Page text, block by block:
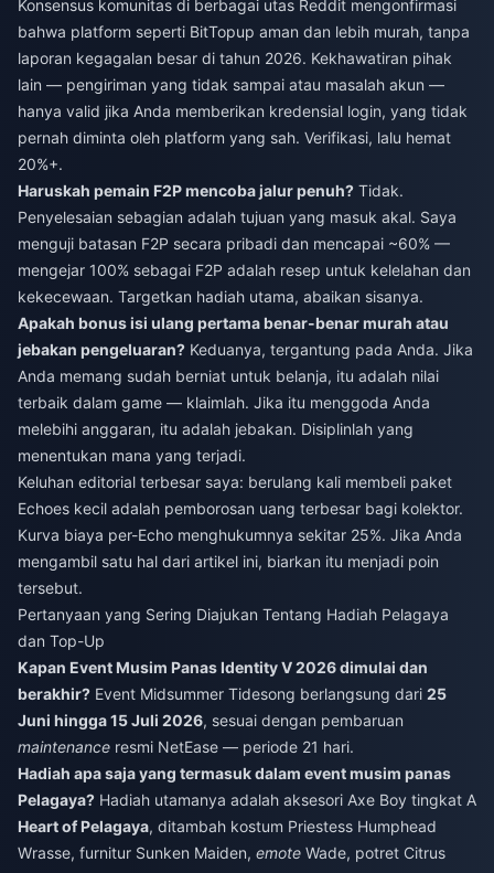
Konsensus komunitas di berbagai utas Reddit mengonfirmasi
bahwa platform seperti BitTopup aman dan lebih murah, tanpa
laporan kegagalan besar di tahun 2026. Kekhawatiran pihak
lain — pengiriman yang tidak sampai atau masalah akun —
hanya valid jika Anda memberikan kredensial login, yang tidak
pernah diminta oleh platform yang sah. Verifikasi, lalu hemat
20%+.
Haruskah pemain F2P mencoba jalur penuh? Tidak.
Penyelesaian sebagian adalah tujuan yang masuk akal. Saya
menguji batasan F2P secara pribadi dan mencapai ~60% —
mengejar 100% sebagai F2P adalah resep untuk kelelahan dan
kekecewaan. Targetkan hadiah utama, abaikan sisanya.
Apakah bonus isi ulang pertama benar-benar murah atau
jebakan pengeluaran? Keduanya, tergantung pada Anda. Jika
Anda memang sudah berniat untuk belanja, itu adalah nilai
terbaik dalam game — klaimlah. Jika itu menggoda Anda
melebihi anggaran, itu adalah jebakan. Disiplinlah yang
menentukan mana yang terjadi.
Keluhan editorial terbesar saya: berulang kali membeli paket
Echoes kecil adalah pemborosan uang terbesar bagi kolektor.
Kurva biaya per-Echo menghukumnya sekitar 25%. Jika Anda
mengambil satu hal dari artikel ini, biarkan itu menjadi poin
tersebut.
Pertanyaan yang Sering Diajukan Tentang Hadiah Pelagaya
dan Top-Up
Kapan Event Musim Panas Identity V 2026 dimulai dan
berakhir? Event Midsummer Tidesong berlangsung dari 25
Juni hingga 15 Juli 2026, sesuai dengan pembaruan
maintenance resmi NetEase — periode 21 hari.
Hadiah apa saja yang termasuk dalam event musim panas
Pelagaya? Hadiah utamanya adalah aksesori Axe Boy tingkat A
Heart of Pelagaya, ditambah kostum Priestess Humphead
Wrasse, furnitur Sunken Maiden, emote Wade, potret Citrus